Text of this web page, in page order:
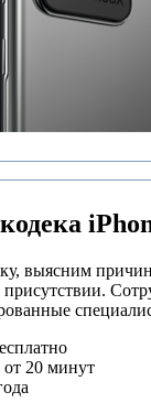
выясним
от 20 минут